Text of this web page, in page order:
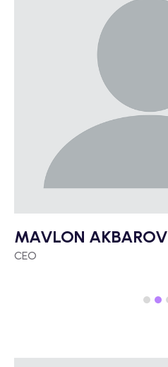
MAVLON AKBAROV
CEO